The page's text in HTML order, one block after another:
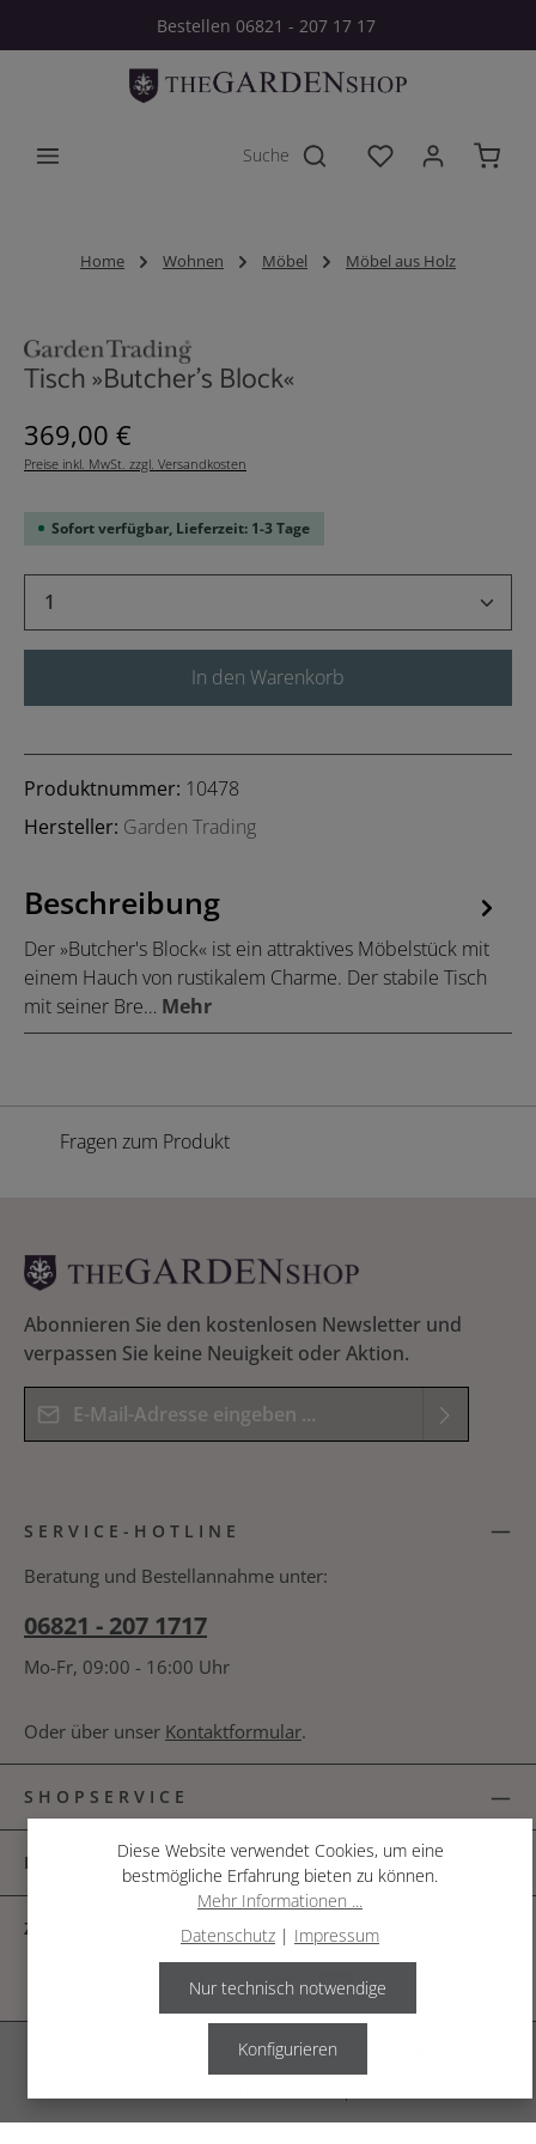
Zum Hauptinhalt springenBestellen 06821 - 207 17 17
Du hast 0
Home Wohnen Möbel Möbel aus Holz
Tisch »Butcher's Block«
Regulärer Preis:
369,00 €
Preise inkl. MwSt. zzgl. Versandkosten
Sofort verfügbar, Lieferzeit: 1-3 Tage
Produkt Anzahl: Gib den gewünschten
In den Warenkorb
Produktnummer: 10478
Hersteller: Garden Trading
Beschreibung
Der »Butcher's Block« ist ein attraktives Möbelstück mit
einem Hauch von rustikalem Charme. Der stabile Tisch
mit seiner Bre… Mehr
Fragen zum Produkt
Abonnieren Sie den kostenlosen Newsletter und
verpassen Sie keine Neuigkeit oder Aktion.
E-Mail-Adresse*
Kenntnis genommen und die
Bitte geben Sie das Ergebnis der Gleichung in das
nachfolgende Textfeld ein. *
SERVICE-HOTLINE
Beratung und Bestellannahme unter:
06821 - 207 1717
Mo-Fr, 09:00 - 16:00 Uhr
Oder über unser Kontaktformular.
SHOPSERVICE
INFORMATIONEN
ZAHLUNGSARTEN
Alle Preise inkl. gesetzl. Mehrwertsteuer zzgl.
Diese Website verwendet Cookies, um eine
bestmögliche Erfahrung bieten zu können.
Mehr Informationen ...
Datenschutz | Impressum
Nur technisch notwendige
Konfigurieren